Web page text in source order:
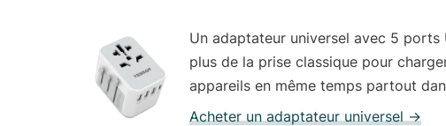
Un adaptateur universel avec 5 ports
plus de la prise classique pour
appareils en même temps partout
Acheter un adaptateur universel →